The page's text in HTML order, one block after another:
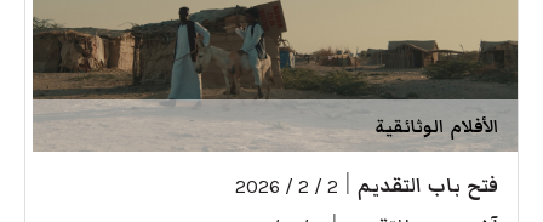
الأفلام الوثائقية
فتح باب التقديم 2 / 2 / 2026